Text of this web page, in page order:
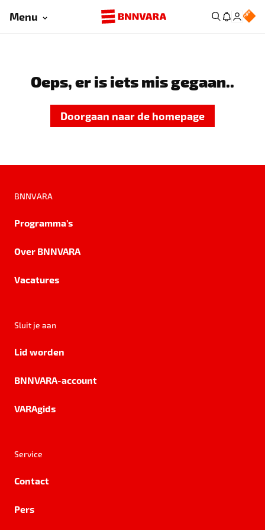
Menu
Oeps, er is iets mis gegaan..
Doorgaan naar de homepage
BNNVARA
Programma's
Over BNNVARA
Vacatures
Sluit je aan
Lid worden
BNNVARA-account
VARAgids
Service
Contact
Pers